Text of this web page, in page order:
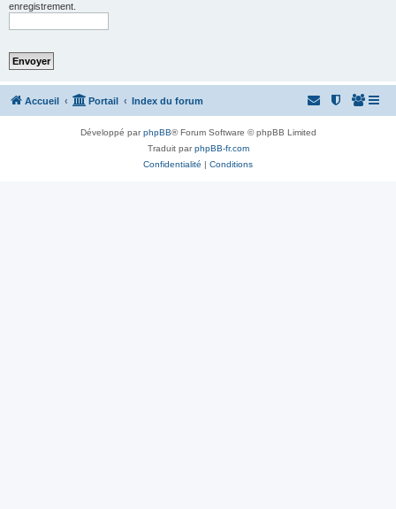
enregistrement.
Accueil Portail Index du forum
Développé parphpBB® Forum Software © phpBB Limited
Traduit parphpBB-fr.com
Confidentialité | Conditions